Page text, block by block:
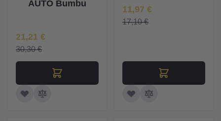
AUTO Bumbu
Īpaša Cena
21,21 €
30,30 €
Īpaša Cena
11,97 €
17,10 €